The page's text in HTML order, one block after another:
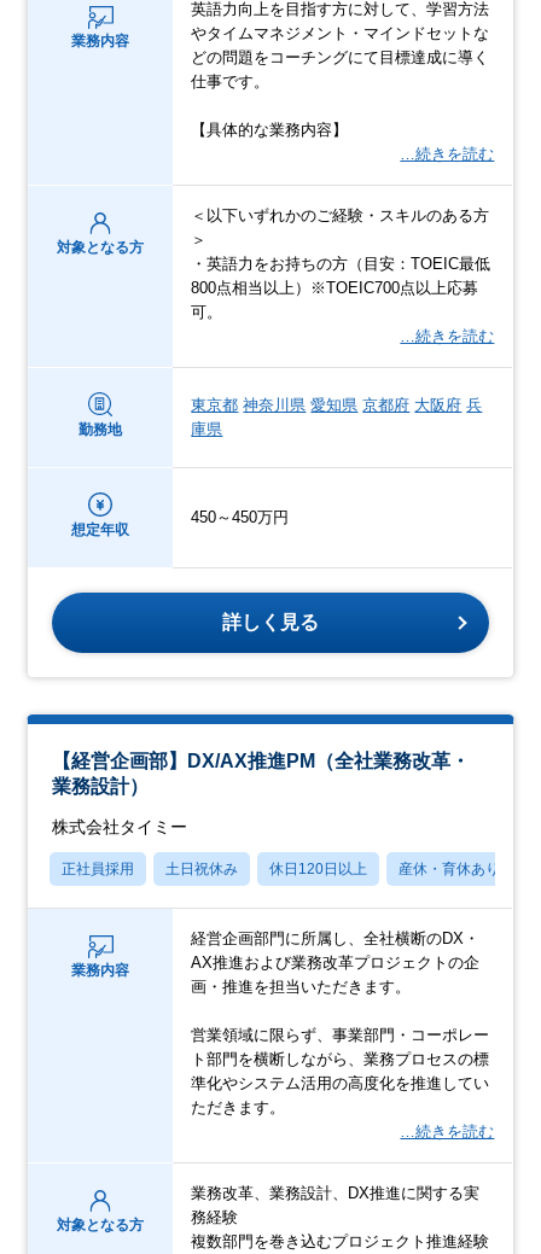
業務内容
英語力向上を目指す方に対して、学習方法
やタイムマネジメント・マインドセットな
どの問題をコーチングにて目標達成に導く
仕事です。
【具体的な業務内容】
…続きを読む
対象となる方
＜以下いずれかのご経験・スキルのある方
＞
・英語力をお持ちの方（目安：TOEIC最低
800点相当以上）※TOEIC700点以上応募
可。
…続きを読む
勤務地
東京都 神奈川県 愛知県 京都府 大阪府 兵
庫県
想定年収
450～450万円
詳しく見る
【経営企画部】DX/AX推進PM（全社業務改革・
業務設計）
株式会社タイミー
正社員採用 土日祝休み 休日120日以上 産休・育休あり
業務内容
経営企画部門に所属し、全社横断のDX・
AX推進および業務改革プロジェクトの企
画・推進を担当いただきます。
営業領域に限らず、事業部門・コーポレー
ト部門を横断しながら、業務プロセスの標
準化やシステム活用の高度化を推進してい
ただきます。
…続きを読む
対象となる方
業務改革、業務設計、DX推進に関する実
務経験
複数部門を巻き込むプロジェクト推進経験